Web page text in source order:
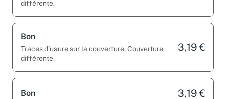
différente.
Bon
Traces d’usure sur la couverture. Couverture
différente.
3,19 €
Bon 3,19 €